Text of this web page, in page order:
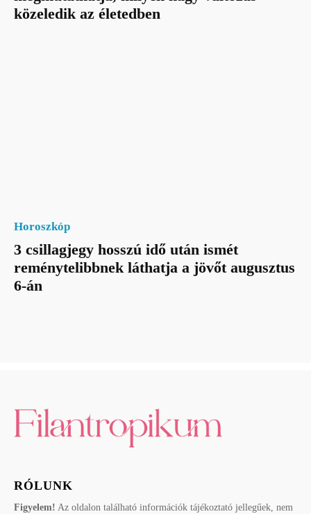
közeledik az életedben
Horoszkóp
3 csillagjegy hosszú idő után ismét
reménytelibbnek láthatja a jövőt augusztus
6-án
RÓLUNK
Figyelem! Az oldalon található információk tájékoztató jellegűek, nem